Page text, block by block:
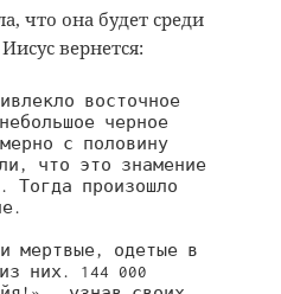
что она будет среди
вернется:
восточное
черное
с половину
что это знамение
Тогда произошло
мертвые, одетые в
них. 144 000